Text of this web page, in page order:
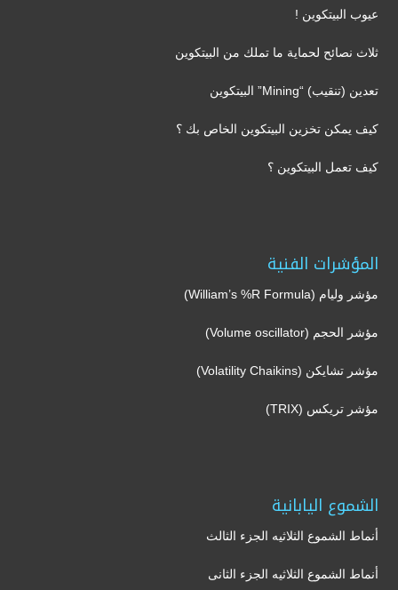
عيوب البيتكوين !
ثلاث نصائح لحماية ما تملك من البيتكوين
تعدين (تنقيب) “Mining” البيتكوين
كيف يمكن تخزين البيتكوين الخاص بك ؟
كيف تعمل البيتكوين ؟
المؤشرات الفنية
مؤشر وليام (William’s %R Formula)
مؤشر الحجم (Volume oscillator)
مؤشر تشايكن (Volatility Chaikins)
مؤشر تريكس (TRIX)
الشموع اليابانية
أنماط الشموع الثلاثيه الجزء الثالث
أنماط الشموع الثلاثيه الجزء الثانى